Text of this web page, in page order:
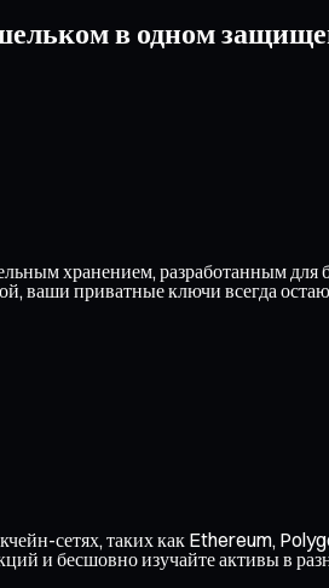
в одном
хранением, разработанным для
приватные ключи всегда
сетях, таких как Ethereum,
и бесшовно изучайте активы в